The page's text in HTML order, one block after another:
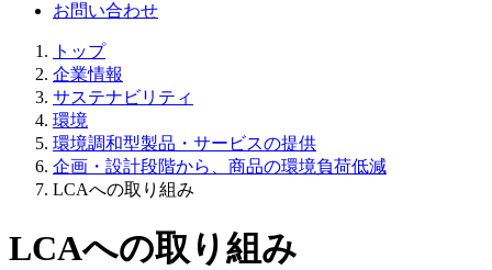
お問い合わせ
トップ
企業情報
サステナビリティ
環境
環境調和型製品・サービスの提供
企画・設計段階から、商品の環境負荷低減
LCAへの取り組み
LCAへの取り組み